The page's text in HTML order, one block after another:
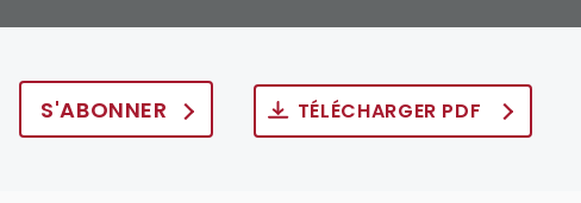
S'ABONNER TÉLÉCHARGER PDF